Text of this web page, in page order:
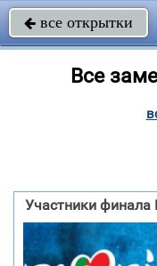
 все открытки
Все
Участники финала